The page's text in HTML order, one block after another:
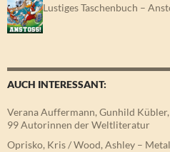
Lustiges Taschenbuch –
AUCH INTERESSANT:
Verana Auffermann, Gunhild
99 Autorinnen der Weltliteratur
Oprisko, Kris / Wood, Ashley –